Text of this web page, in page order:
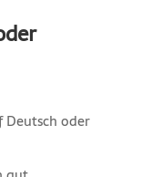
Deutsch oder